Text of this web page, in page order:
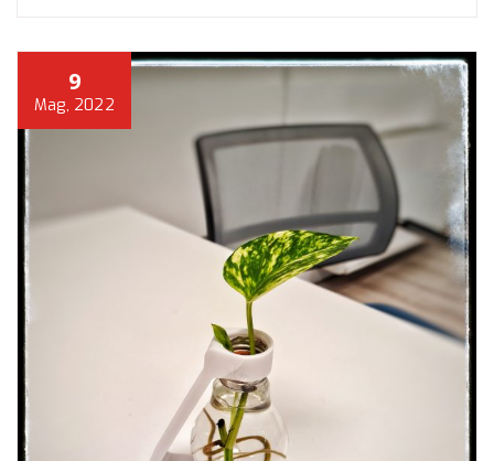
9
Mag, 2022